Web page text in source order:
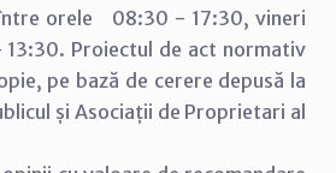
orele 08:30 - 17:30, vineri
Proiectul de act normativ
pe bază de cerere depusă la
și Asociații de Proprietari al